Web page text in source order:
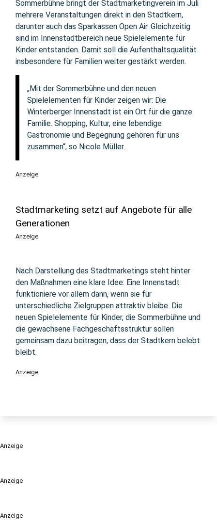
Anzeige
Anzeige
Sommerbühne bringt der Stadtmarketingverein im Juli
mehrere Veranstaltungen direkt in den Stadtkern,
darunter auch das Sparkassen Open Air. Gleichzeitig
sind im Innenstadtbereich neue Spielelemente für
Kinder entstanden. Damit soll die Aufenthaltsqualität
insbesondere für Familien weiter gestärkt werden.
„Mit der Sommerbühne und den neuen
Spielelementen für Kinder zeigen wir: Die
Winterberger Innenstadt ist ein Ort für die ganze
Familie. Shopping, Kultur, eine lebendige
Gastronomie und Begegnung gehören für uns
zusammen“, so Nicole Müller.
Anzeige
Stadtmarketing setzt auf Angebote für alle
Generationen
Anzeige
Nach Darstellung des Stadtmarketings steht hinter
den Maßnahmen eine klare Idee: Eine Innenstadt
funktioniere vor allem dann, wenn sie für
unterschiedliche Zielgruppen attraktiv bleibe. Die
neuen Spielelemente für Kinder, die Sommerbühne und
die gewachsene Fachgeschäftsstruktur sollen
gemeinsam dazu beitragen, dass der Stadtkern belebt
bleibt.
Anzeige
Anzeige